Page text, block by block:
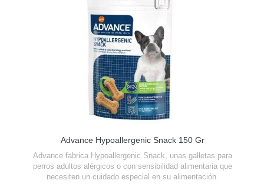
Advance Hypoallergenic Snack 150 Gr
Advance fabrica Hypoallergenic Snack, unas galletas para
perros adultos alérgicos o con sensibilidad alimentaria que
necesiten un cuidado especial en su alimentación.